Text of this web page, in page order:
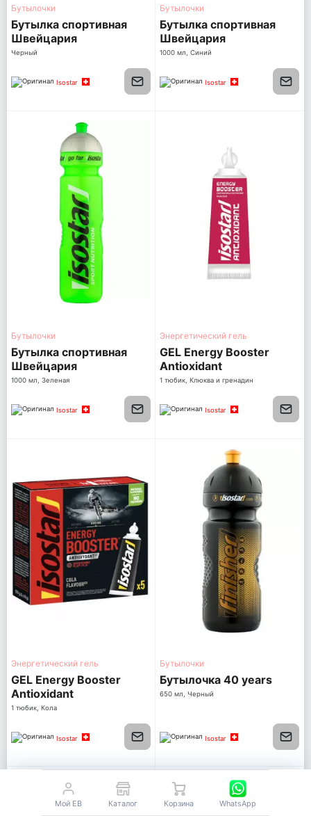
Бутылочки
Бутылка спортивная
Швейцария
Черный
Isostar
Бутылочки
Бутылка спортивная
Швейцария
1000 мл, Синий
Isostar
Бутылочки
Бутылка спортивная
Швейцария
1000 мл, Зеленая
Isostar
Энергетический гель
GEL Energy Booster
Antioxidant
1 тюбик, Клюква и гренадин
Isostar
Энергетический гель
GEL Energy Booster
Antioxidant
1 тюбик, Кола
Isostar
Бутылочки
Бутылочка 40 years
650 мл, Черный
Isostar
Мой EB Каталог Корзина WhatsApp